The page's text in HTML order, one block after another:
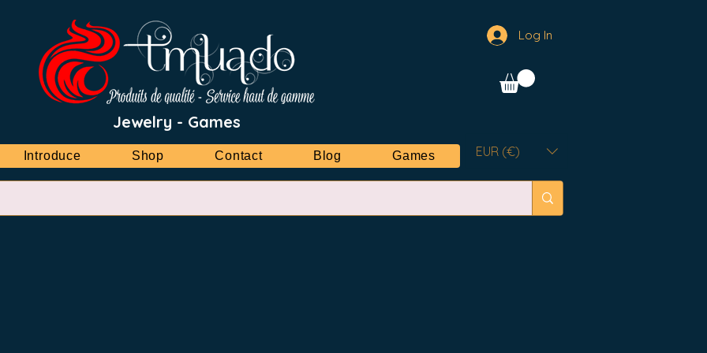
Jewelry - Games
Introduce Shop Contact Blog Games
Log In
EUR (€)